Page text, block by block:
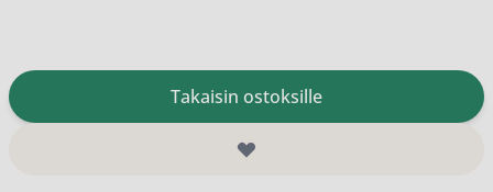
Takaisin ostoksille